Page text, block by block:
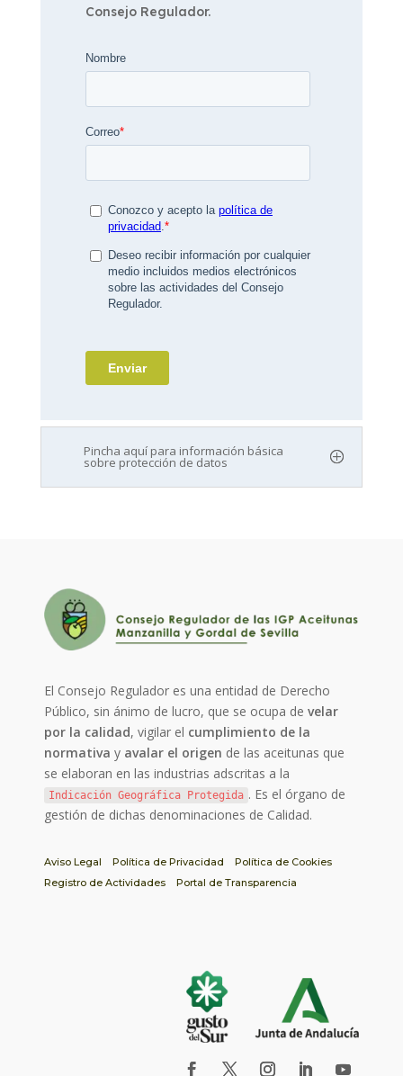
Consejo Regulador.
Pincha aquí para información básica
sobre protección de datos
El Consejo Regulador es una entidad de Derecho
Público, sin ánimo de lucro, que se ocupa develar
por la calidad, vigilar el cumplimiento de la
normativa y avalar el origen de las aceitunas que
se elaboran en las industrias adscritas a la
Indicación Geográfica Protegida . Es el órgano de
gestión de dichas denominaciones de Calidad.
Aviso Legal Política de Privacidad
Política de Cookies
Registro de Actividades
Portal de Transparencia